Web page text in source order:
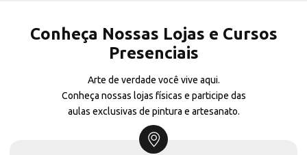
Conheça Nossas Lojas e Cursos
Presenciais
Arte de verdade você vive aqui.
Conheça nossas lojas físicas e participe das
aulas exclusivas de pintura e artesanato.